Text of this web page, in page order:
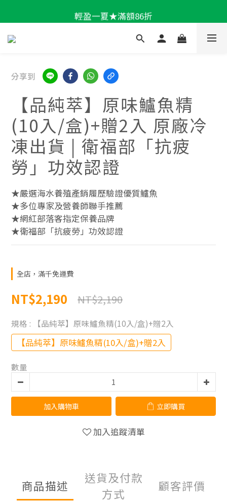
輕盈一夏★滿額86折
輕盈一夏★滿額86折
新會員📣送300購物金 > 立即註冊
輕盈一夏★滿額86折
分享到
【品純萃】原味鱸魚精
(10入/盒)+贈2入 原廠冷
凍出貨 | 衛福部「抗疲
勞」功效認證
★嚴選海水養殖產銷履歷驗證優質鱸魚
★多位專家及營養師聯手推薦
★網紅部落客指定保養品牌
★衛福部「抗疲勞」功效認證
全店，滿千免運費
NT$2,190 NT$2,190
規格 : 【品純萃】原味鱸魚精(10入/盒)+贈2入
【品純萃】原味鱸魚精(10入/盒)+贈2入
數量
加入購物車 立即購買
加入追蹤清單
商品描述
送貨及付款
方式
顧客評價